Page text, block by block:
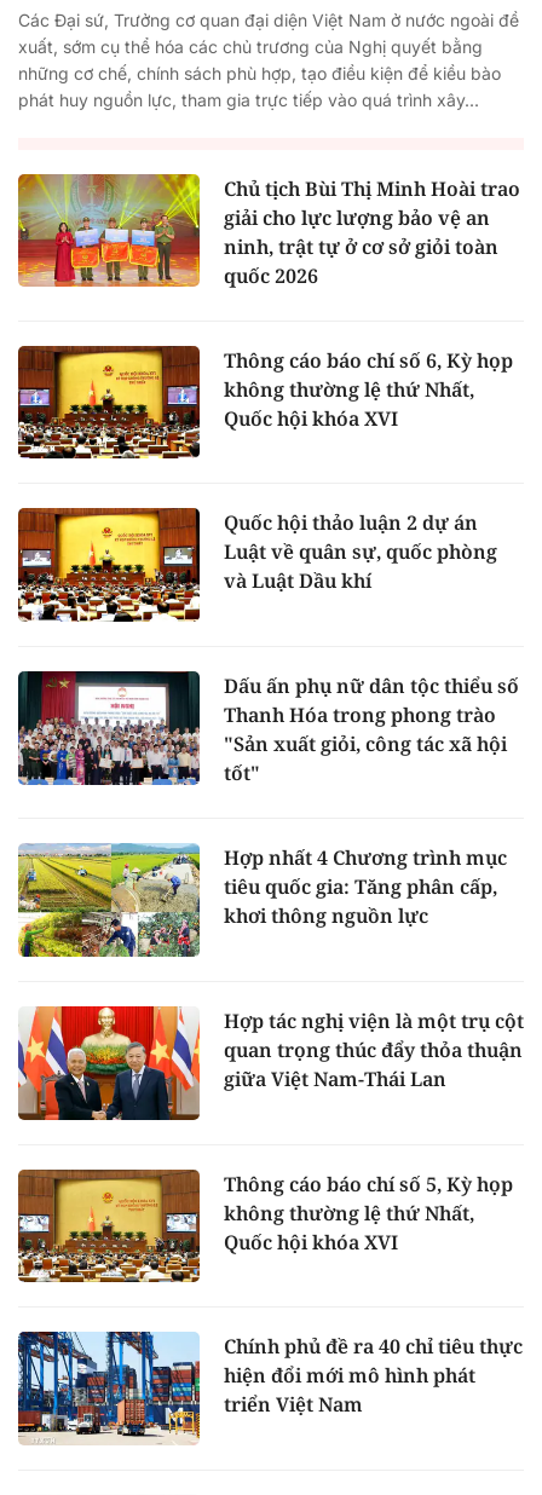
Các Đại sứ, Trưởng cơ quan đại diện Việt Nam ở nước ngoài đề
xuất, sớm cụ thể hóa các chủ trương của Nghị quyết bằng
những cơ chế, chính sách phù hợp, tạo điều kiện để kiều bào
phát huy nguồn lực, tham gia trực tiếp vào quá trình xây...
Chủ tịch Bùi Thị Minh Hoài trao
giải cho lực lượng bảo vệ an
ninh, trật tự ở cơ sở giỏi toàn
quốc 2026
Thông cáo báo chí số 6, Kỳ họp
không thường lệ thứ Nhất,
Quốc hội khóa XVI
Quốc hội thảo luận 2 dự án
Luật về quân sự, quốc phòng
và Luật Dầu khí
Dấu ấn phụ nữ dân tộc thiểu số
Thanh Hóa trong phong trào
"Sản xuất giỏi, công tác xã hội
tốt"
Hợp nhất 4 Chương trình mục
tiêu quốc gia: Tăng phân cấp,
khơi thông nguồn lực
Hợp tác nghị viện là một trụ cột
quan trọng thúc đẩy thỏa thuận
giữa Việt Nam-Thái Lan
Thông cáo báo chí số 5, Kỳ họp
không thường lệ thứ Nhất,
Quốc hội khóa XVI
Chính phủ đề ra 40 chỉ tiêu thực
hiện đổi mới mô hình phát
triển Việt Nam